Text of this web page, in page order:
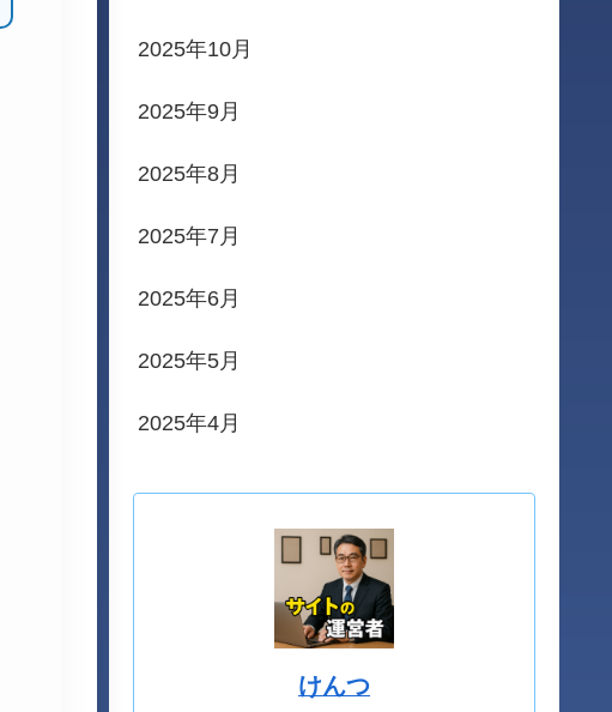
2025年10月
2025年9月
2025年8月
2025年7月
2025年6月
2025年5月
2025年4月
けんつ